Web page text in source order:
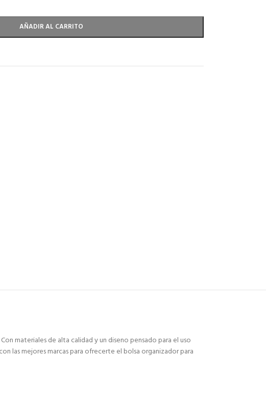
AÑADIR AL CARRITO
materiales de alta calidad y un diseno pensado para el uso
las mejores marcas para ofrecerte el bolsa organizador para